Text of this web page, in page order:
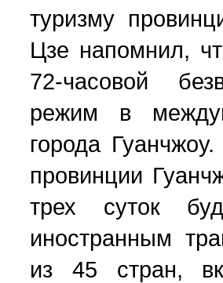
туризму
Цзе напомнил,
72-часовой
режим в
города
провинции
трех суток
иностранным
из 45 стран,